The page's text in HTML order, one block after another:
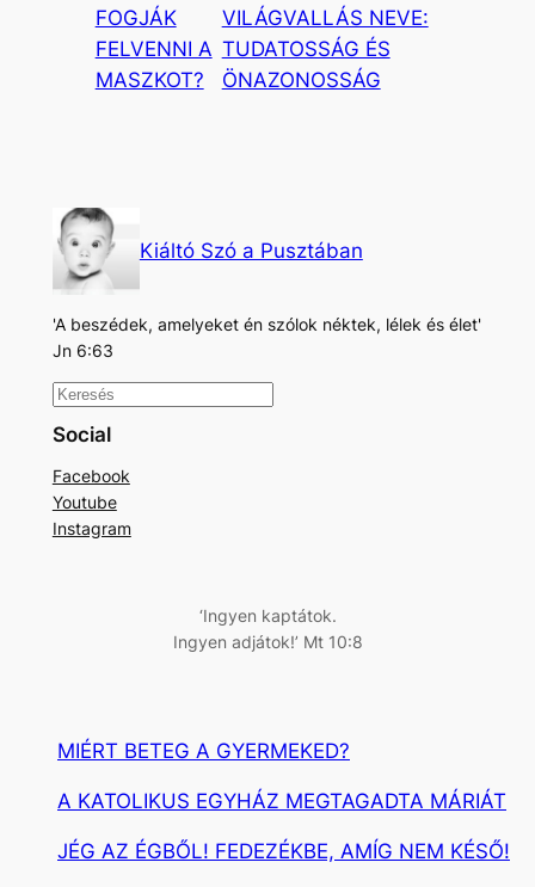
FOGJÁK
FELVENNI A
MASZKOT?
VILÁGVALLÁS NEVE:
TUDATOSSÁG ÉS
ÖNAZONOSSÁG
Kiáltó Szó a Pusztában
'A beszédek, amelyeket én szólok néktek, lélek és élet'
Jn 6:63
K
e
e
s
Social
Facebook
Youtube
Instagram
‘Ingyen kaptátok.
Ingyen adjátok!’ Mt 10:8
MIÉRT BETEG A GYERMEKED?
A KATOLIKUS EGYHÁZ MEGTAGADTA MÁRIÁT
JÉG AZ ÉGBŐL! FEDEZÉKBE, AMÍG NEM KÉSŐ!